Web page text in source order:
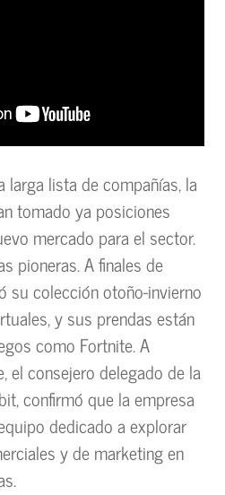
larga lista de compañías, la
tomado ya posiciones
mercado para el sector.
pioneras. A finales de
su colección otoño-invierno
y sus prendas están
como Fortnite. A
el consejero delegado de la
confirmó que la empresa
dedicado a explorar
y de marketing en